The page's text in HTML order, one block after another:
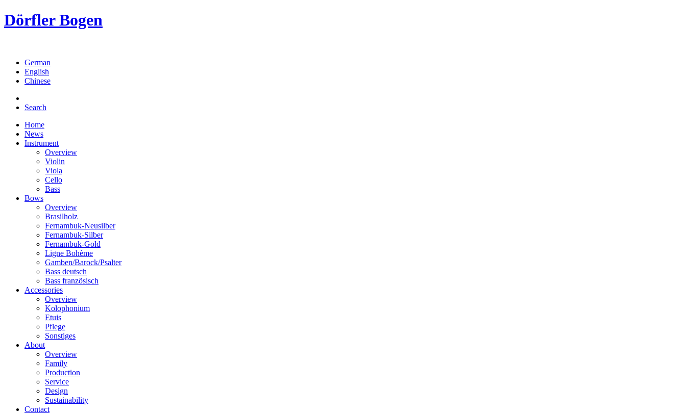
Dörfler Bogen
German
English
Chinese
Search
Home
News
Instrument
Overview
Violin
Viola
Cello
Bass
Bows
Overview
Brasilholz
Fernambuk-Neusilber
Fernambuk-Silber
Fernambuk-Gold
Ligne Bohème
Gamben/Barock/Psalter
Bass deutsch
Bass französisch
Accessories
Overview
Kolophonium
Etuis
Pflege
Sonstiges
About
Overview
Family
Production
Service
Design
Sustainability
Contact